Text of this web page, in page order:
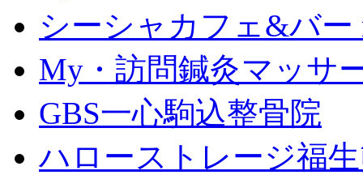
シーシャカフェ&バー
My・訪問鍼灸マッサ
GBS一心駒込整骨院
ハローストレージ福